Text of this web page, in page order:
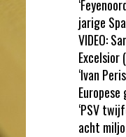
jarige
VIDEO:
Excelsior
‘Ivan
‘PSV
acht